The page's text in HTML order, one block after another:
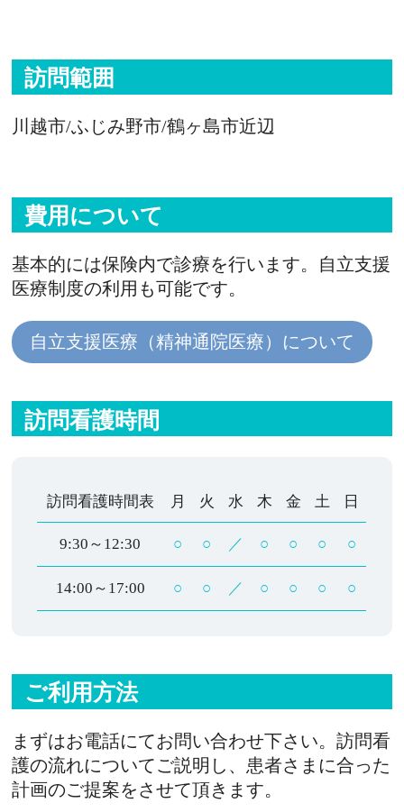
訪問範囲
川越市/ふじみ野市/鶴ヶ島市近辺
費用について
基本的には保険内で診療を行います。自立支援
医療制度の利用も可能です。
自立支援医療（精神通院医療）について
訪問看護時間
訪問看護時間表 月 火 水 木 金 土 日
9:30～12:30 ○ ○ ／ ○ ○ ○ ○
14:00～17:00 ○ ○ ／ ○ ○ ○ ○
ご利用方法
まずはお電話にてお問い合わせ下さい。訪問看
護の流れについてご説明し、患者さまに合った
計画のご提案をさせて頂きます。